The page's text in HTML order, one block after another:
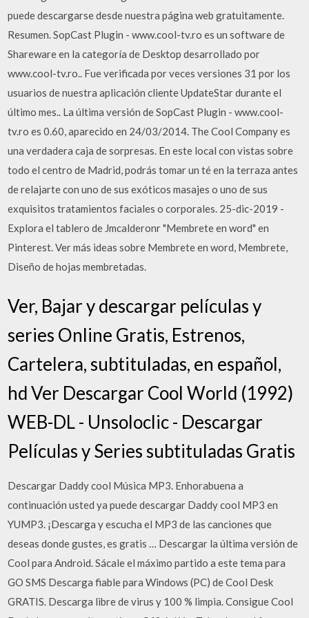
puede descargarse desde nuestra página web gratuitamente.
Resumen. SopCast Plugin - www.cool-tv.ro es un software de
Shareware en la categoría de Desktop desarrollado por
www.cool-tv.ro.. Fue verificada por veces versiones 31 por los
usuarios de nuestra aplicación cliente UpdateStar durante el
último mes.. La última versión de SopCast Plugin - www.cool-
tv.ro es 0.60, aparecido en 24/03/2014. The Cool Company es
una verdadera caja de sorpresas. En este local con vistas sobre
todo el centro de Madrid, podrás tomar un té en la terraza antes
de relajarte con uno de sus exóticos masajes o uno de sus
exquisitos tratamientos faciales o corporales. 25-dic-2019 -
Explora el tablero de Jmcalderonr "Membrete en word" en
Pinterest. Ver más ideas sobre Membrete en word, Membrete,
Diseño de hojas membretadas.
Ver, Bajar y descargar películas y
series Online Gratis, Estrenos,
Cartelera, subtituladas, en español,
hd Ver Descargar Cool World (1992)
WEB-DL - Unsoloclic - Descargar
Películas y Series subtituladas Gratis
Descargar Daddy cool Música MP3. Enhorabuena a
continuación usted ya puede descargar Daddy cool MP3 en
YUMP3. ¡Descarga y escucha el MP3 de las canciones que
deseas donde gustes, es gratis … Descargar la última versión de
Cool para Android. Sácale el máximo partido a este tema para
GO SMS Descarga fiable para Windows (PC) de Cool Desk
GRATIS. Descarga libre de virus y 100 % limpia. Consigue Cool